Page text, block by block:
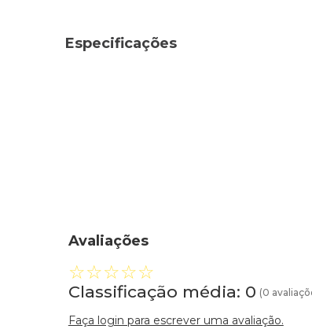
Especificações
Avaliações
☆☆☆☆☆
Classificação média: 0 (0
Faça login para escrever uma avaliação.